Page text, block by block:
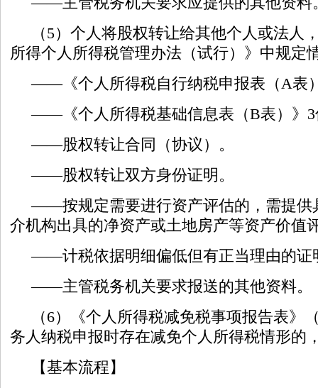
（5）个人将股权转让给其他个人或法人
所得个人所得税管理办法（试行）》中规定
——《个人所得税自行纳税申报表（A表
——《个人所得税基础信息表（B表）》3
——股权转让合同（协议）。
——股权转让双方身份证明。
——按规定需要进行资产评估的，需提供
介机构出具的净资产或土地房产等资产价值
——计税依据明细偏低但有正当理由的证
——主管税务机关要求报送的其他资料。
（6）《个人所得税减免税事项报告表》
务人纳税申报时存在减免个人所得税情形的
【基本流程】